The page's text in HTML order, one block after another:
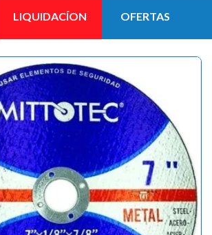
LIQUIDACÍON OFERTAS